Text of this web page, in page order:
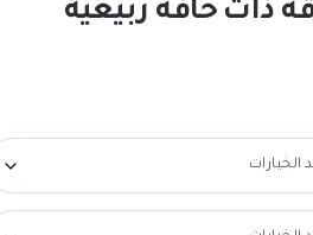
ذات حافة ربيعية